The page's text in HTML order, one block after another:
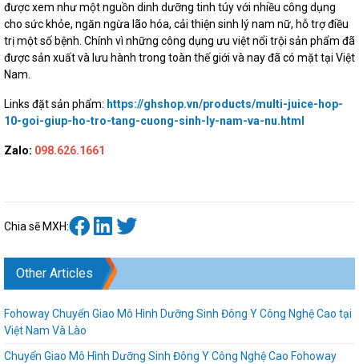
được xem như một nguồn dinh dưỡng tinh túy với nhiều công dụng
cho sức khỏe, ngăn ngừa lão hóa, cải thiện sinh lý nam nữ, hỗ trợ điều
trị một số bệnh. Chính vì những công dụng ưu việt nổi trội sản phẩm đã
được sản xuất và lưu hành trong toàn thế giới và nay đã có mặt tại Việt
Nam.
Links đặt sản phẩm: https://ghshop.vn/products/multi-juice-hop-
10-goi-giup-ho-tro-tang-cuong-sinh-ly-nam-va-nu.html
Zalo: 098.626.1661
Chia sẽ MXH:
Other Articles
Fohoway Chuyển Giao Mô Hình Dưỡng Sinh Đông Y Công Nghệ Cao tại
Việt Nam Và Lào
Chuyển Giao Mô Hình Dưỡng Sinh Đông Y Công Nghệ Cao Fohoway